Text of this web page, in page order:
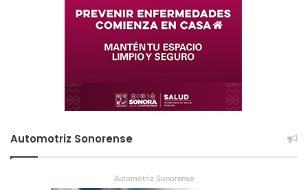
Automotriz Sonorense
Automotriz Sonorense